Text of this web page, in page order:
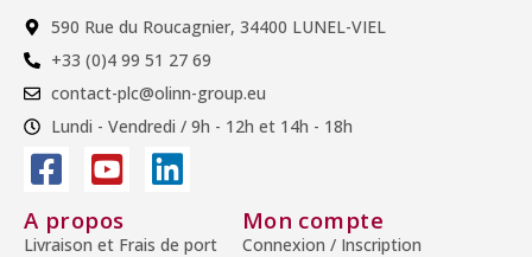
590 Rue du Roucagnier, 34400 LUNEL-VIEL
+33 (0)4 99 51 27 69
contact-plc@olinn-group.eu
Lundi - Vendredi / 9h - 12h et 14h - 18h
A propos
Livraison et Frais de port
Mon compte
Connexion / Inscription